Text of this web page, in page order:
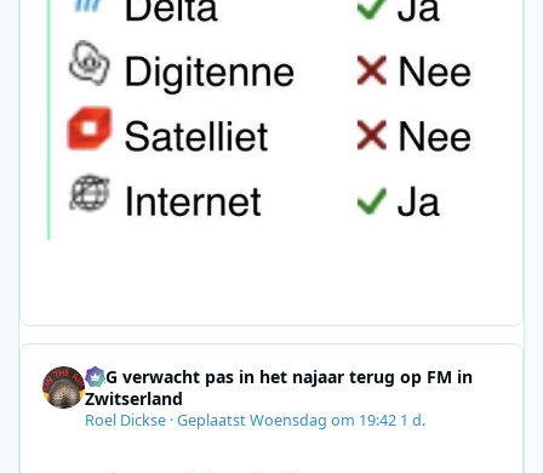
SRG verwacht pas in het najaar terug op FM in
Zwitserland
Roel Dickse ·GeplaatstWoensdag om 19:42 1 d.